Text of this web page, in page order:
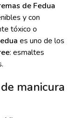
de Fedua
y con
tóxico o
es uno de los
: esmaltes
manicura